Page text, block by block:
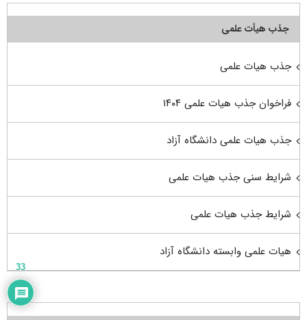
جذب هیأت علمی
جذب هیات علمی
فراخوان جذب هیات علمی ۱۴۰۴
جذب هیات علمی دانشگاه آزاد
شرایط سنی جذب هیات علمی
شرایط جذب هیات علمی
هیات علمی وابسته دانشگاه آزاد
33